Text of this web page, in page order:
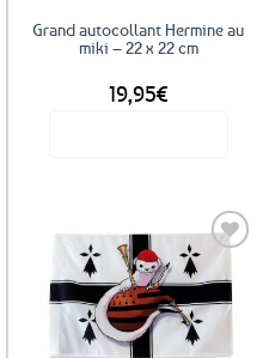
Grand autocollant Hermine au
miki – 22 x 22 cm
19,95€
Ajouter